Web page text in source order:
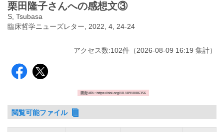
栗田隆子さんへの感想文③
S, Tsubasa
臨床哲学ニューズレター, 2022, 4, 24-24
アクセス数:102件 （2026-08-09 16:19 集計）
固定URL: https://doi.org/10.18910/86356
閲覧可能ファイル